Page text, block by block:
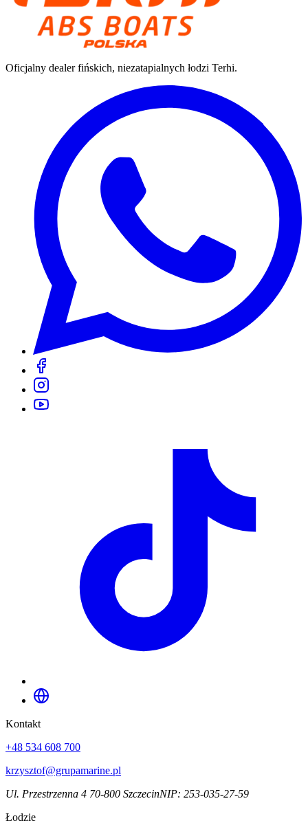
Oficjalny dealer fińskich, niezatapialnych łodzi Terhi.
Kontakt
+48 534 608 700
krzysztof@grupamarine.pl
Ul. Przestrzenna 4 70-800 SzczecinNIP: 253-035-27-59
Łodzie